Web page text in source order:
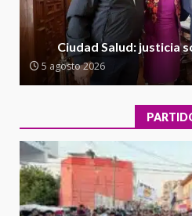
3
Encuentro
con el
Cruz
de la
30 julio 2026
4
presencia
20 julio 2026
Ciudad Salud: justicia
5 agosto 2026